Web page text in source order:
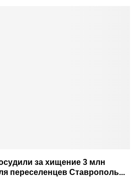
за хищение 3 млн
переселенцев Ставрополь...